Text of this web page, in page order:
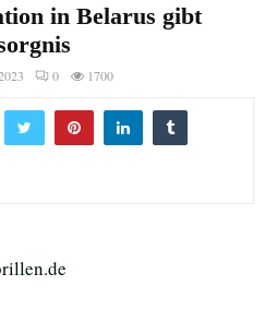
in Belarus gibt
0 1700